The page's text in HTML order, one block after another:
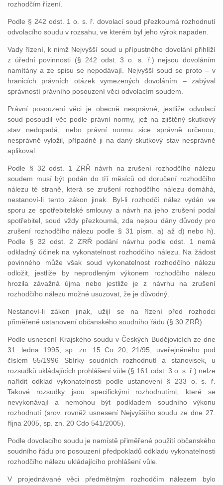
rozhodčím řízení.
Podle § 242 odst. 1 o. s. ř. dovolací soud přezkoumá rozhodnutí
odvolacího soudu v rozsahu, ve kterém byl jeho výrok napaden.
Vady řízení, k nimž Nejvyšší soud u přípustného dovolání přihlíží
z úřední povinnosti (§ 242 odst. 3 o. s. ř.) nejsou dovoláním
namítány a ze spisu se nepodávají. Nejvyšší soud se proto – v
hranicích právních otázek vymezených dovoláním – zabýval
správností právního posouzení věci odvolacím soudem.
Právní posouzení věci je obecně nesprávné, jestliže odvolací
soud posoudil věc podle právní normy, jež na zjištěný skutkový
stav nedopadá, nebo právní normu sice správně určenou,
nesprávně vyložil, případně ji na daný skutkový stav nesprávně
aplikoval.
Podle § 32 odst. 1 ZRŘ návrh na zrušení rozhodčího nálezu
soudem musí být podán do tří měsíců od doručení rozhodčího
nálezu té straně, která se zrušení rozhodčího nálezu domáhá,
nestanoví-li tento zákon jinak. Byl-li rozhodčí nález vydán ve
sporu ze spotřebitelské smlouvy a návrh na jeho zrušení podal
spotřebitel, soud vždy přezkoumá, zda nejsou dány důvody pro
zrušení rozhodčího nálezu podle § 31 písm. a) až d) nebo h).
Podle § 32 odst. 2 ZRŘ podání návrhu podle odst. 1 nemá
odkladný účinek na vykonatelnost rozhodčího nálezu. Na žádost
povinného může však soud vykonatelnost rozhodčího nálezu
odložit, jestliže by neprodleným výkonem rozhodčího nálezu
hrozila závažná újma nebo jestliže je z návrhu na zrušení
rozhodčího nálezu možné usuzovat, že je důvodný.
Nestanoví-li zákon jinak, užijí se na řízení před rozhodci
přiměřeně ustanovení občanského soudního řádu (§ 30 ZRŘ).
Podle usnesení Krajského soudu v Českých Budějovicích ze dne
31. ledna 1995, sp. zn. 15 Co 20, 21/95, uveřejněného pod
číslem 55/1996 Sbírky soudních rozhodnutí a stanovisek, u
rozsudků ukládajících prohlášení vůle (§ 161 odst. 3 o. s. ř.) nelze
nařídit odklad vykonatelnosti podle ustanovení § 233 o. s. ř.
Takové rozsudky jsou specifickými rozhodnutími, které se
nevykonávají a nemohou být podkladem soudního výkonu
rozhodnutí (srov. rovněž usnesení Nejvyššího soudu ze dne 27.
října 2005, sp. zn. 20 Cdo 541/2005).
Podle dovolacího soudu je namístě přiměřené použití občanského
soudního řádu pro posouzení předpokladů odkladu vykonatelnosti
rozhodčího nálezu ukládajícího prohlášení vůle.
V projednávané věci předmětným rozhodčím nálezem bylo